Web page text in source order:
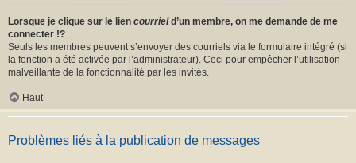
Lorsque je clique sur le lien courrield’un membre, on me demande de me
connecter !?
Seuls les membres peuvent s’envoyer des courriels via le formulaire intégré (si
la fonction a été activée par l’administrateur). Ceci pour empêcher l’utilisation
malveillante de la fonctionnalité par les invités.
Haut
Problèmes liés à la publication de messages